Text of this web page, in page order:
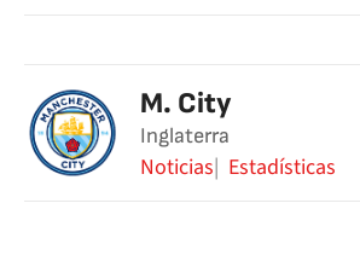
M. City
Inglaterra
Noticias Estadísticas